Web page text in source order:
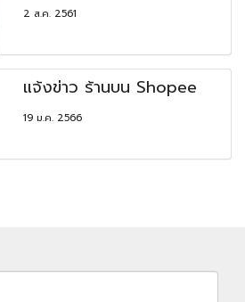
2 ส.ค. 2561
แจ้งข่าว ร้านบน Shopee
19 ม.ค. 2566